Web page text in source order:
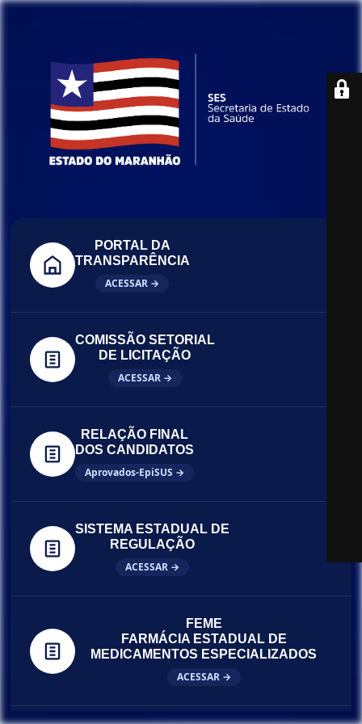
PORTAL DA
TRANSPARÊNCIA
ACESSAR →
COMISSÃO SETORIAL
DE LICITAÇÃO
ACESSAR →
RELAÇÃO FINAL
DOS CANDIDATOS
Aprovados-EpiSUS →
SISTEMA ESTADUAL DE
REGULAÇÃO
ACESSAR →
FEME
FARMÁCIA ESTADUAL DE
MEDICAMENTOS ESPECIALIZADOS
ACESSAR →